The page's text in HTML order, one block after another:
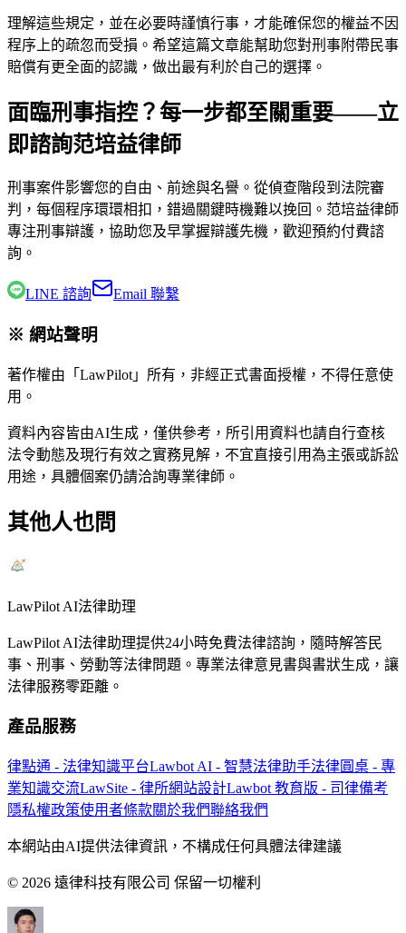
理解這些規定，並在必要時謹慎行事，才能確保您的權益不因
程序上的疏忽而受損。希望這篇文章能幫助您對刑事附帶民事
賠償有更全面的認識，做出最有利於自己的選擇。
面臨刑事指控？每一步都至關重要——立
即諮詢范培益律師
刑事案件影響您的自由、前途與名譽。從偵查階段到法院審
判，每個程序環環相扣，錯過關鍵時機難以挽回。 范培益律師
專注刑事辯護，協助您及早掌握辯護先機，歡迎預約付費諮
詢。
LINE 諮詢 Email 聯繫
※ 網站聲明
著作權由「LawPilot」所有，非經正式書面授權，不得任意使
用。
資料內容皆由AI生成，僅供參考，所引用資料也請自行查核
法令動態及現行有效之實務見解，不宜直接引用為主張或訴訟
用途，具體個案仍請洽詢專業律師。
其他人也問
LawPilot AI法律助理
LawPilot AI法律助理提供24小時免費法律諮詢，隨時解答民
事、刑事、勞動等法律問題。專業法律意見書與書狀生成，讓
法律服務零距離。
產品服務
律點通 - 法律知識平台Lawbot AI - 智慧法律助手法律圓桌 - 專
業知識交流LawSite - 律所網站設計Lawbot 教育版 - 司律備考
隱私權政策使用者條款關於我們聯絡我們
本網站由AI提供法律資訊，不構成任何具體法律建議
© 2026 遠律科技有限公司 保留一切權利